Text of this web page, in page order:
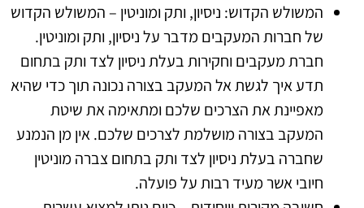
המשולש הקדוש: ניסיון, ותק ומוניטין – המשולש הקדוש
של חברות המעקבים מדבר על ניסיון, ותק ומוניטין.
חברת מעקבים וחקירות בעלת ניסיון לצד ותק בתחום
תדע איך לגשת אל המעקב בצורה נכונה תוך כדי שהיא
מאפיינת את הצרכים שלכם ומתאימה את שיטת
המעקב בצורה מושלמת לצרכים שלכם. אין מן הנמנע
שחברה בעלת ניסיון לצד ותק בתחום צברה מוניטין
חיובי אשר מעיד רבות על פועלה.